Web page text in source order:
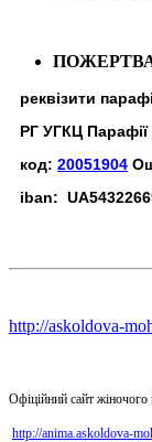
реквізити
РГ УГКЦ
код: 20051904
iban:
http://askoldova-
Офіційний сайт
http://anima.askoldova-